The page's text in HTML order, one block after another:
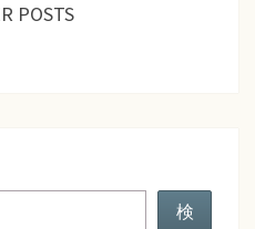
POSTS
検